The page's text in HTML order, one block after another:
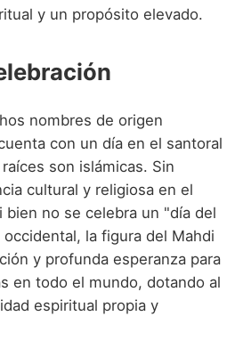
y un propósito elevado.
nombres de origen
con un día en el santoral
son islámicas. Sin
cultural y religiosa en el
bien no se celebra un "día del
la figura del Mahdi
y profunda esperanza para
en todo el mundo, dotando al
espiritual propia y